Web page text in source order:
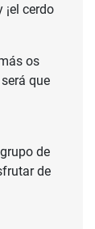
cerdo
os
que
de
de